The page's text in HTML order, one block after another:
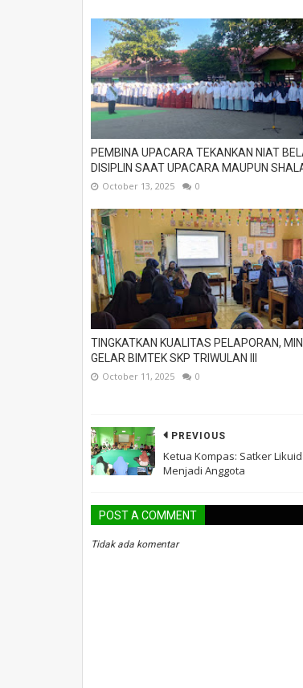
PEMBINA UPACARA TEKANKAN NIAT
DISIPLIN SAAT UPACARA MAUPUN
October 13, 2025 0
TINGKATKAN KUALITAS PELAPORAN,
GELAR BIMTEK SKP TRIWULAN III
October 11, 2025 0
PREVIOUS
Ketua Kompas: Satker
Menjadi Anggota
POST A COMMENT
Tidak ada komentar